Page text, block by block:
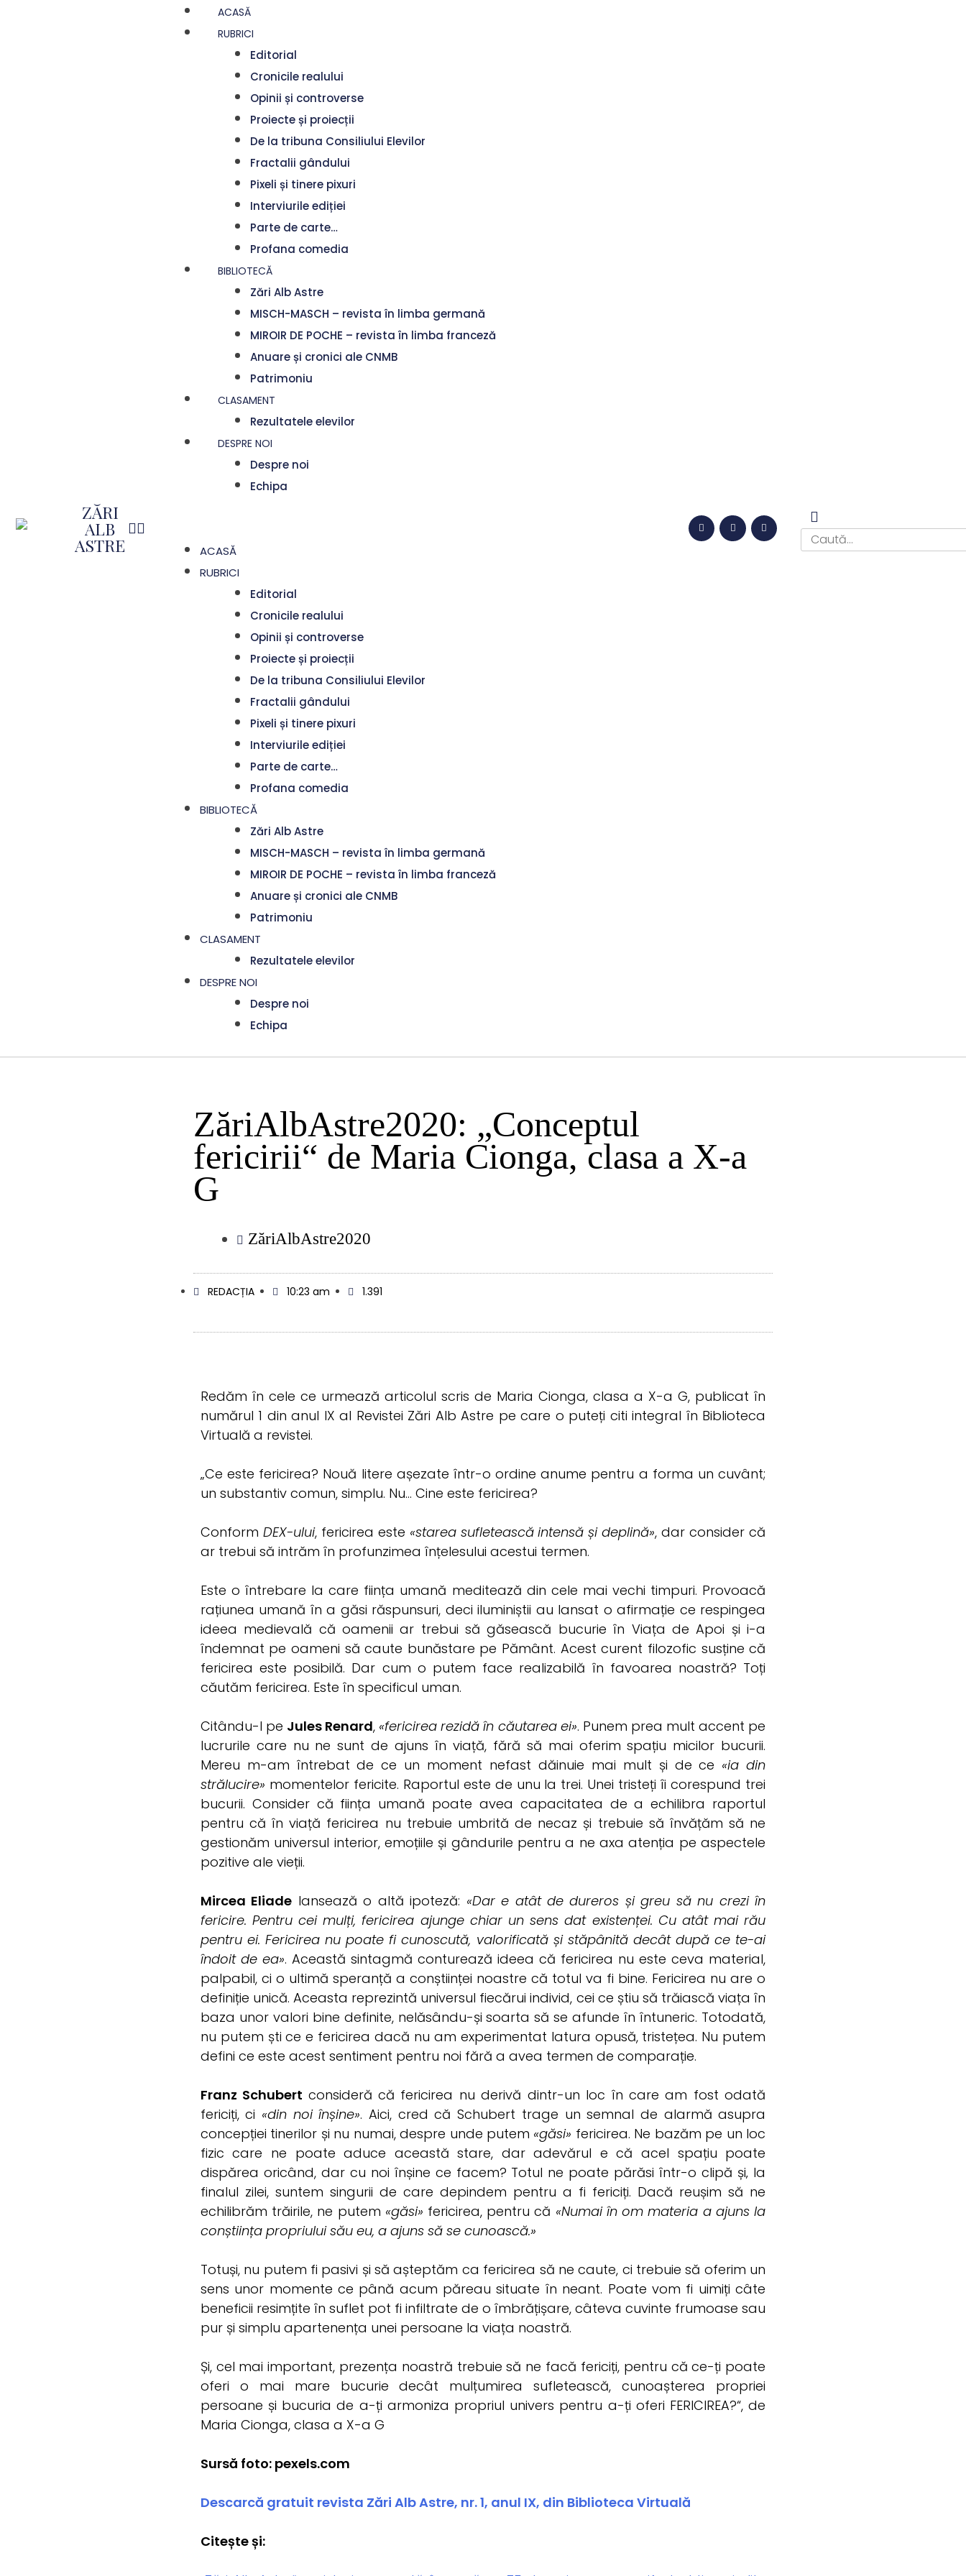
ZĂRI
ALB
ASTRE
ACASĂ
RUBRICI
Editorial
Cronicile realului
Opinii și controverse
Proiecte și proiecții
De la tribuna Consiliului Elevilor
Fractalii gândului
Pixeli și tinere pixuri
Interviurile ediției
Parte de carte…
Profana comedia
BIBLIOTECĂ
Zări Alb Astre
MISCH-MASCH – revista în limba germană
MIROIR DE POCHE – revista în limba franceză
Anuare și cronici ale CNMB
Patrimoniu
CLASAMENT
Rezultatele elevilor
DESPRE NOI
Despre noi
Echipa
ACASĂ
RUBRICI
Editorial
Cronicile realului
Opinii și controverse
Proiecte și proiecții
De la tribuna Consiliului Elevilor
Fractalii gândului
Pixeli și tinere pixuri
Interviurile ediției
Parte de carte…
Profana comedia
BIBLIOTECĂ
Zări Alb Astre
MISCH-MASCH – revista în limba germană
MIROIR DE POCHE – revista în limba franceză
Anuare și cronici ale CNMB
Patrimoniu
CLASAMENT
Rezultatele elevilor
DESPRE NOI
Despre noi
Echipa
ZăriAlbAstre2020: „Conceptul
fericirii“ de Maria Cionga, clasa a X-a
G
ZăriAlbAstre2020
REDACȚIA 10:23 am 1.391
Redăm în cele ce urmează articolul scris de Maria Cionga, clasa a X-a G, publicat în
numărul 1 din anul IX al Revistei Zări Alb Astre pe care o puteți citi integral în Biblioteca
Virtuală a revistei.
„Ce este fericirea? Nouă litere așezate într-o ordine anume pentru a forma un cuvânt;
un substantiv comun, simplu. Nu… Cine este fericirea?
Conform DEX-ului, fericirea este «starea sufletească intensă și deplină», dar consider că
ar trebui să intrăm în profunzimea înțelesului acestui termen.
Este o întrebare la care ființa umană meditează din cele mai vechi timpuri. Provoacă
rațiunea umană în a găsi răspunsuri, deci iluminiștii au lansat o afirmație ce respingea
ideea medievală că oamenii ar trebui să găsească bucurie în Viața de Apoi și i-a
îndemnat pe oameni să caute bunăstare pe Pământ. Acest curent filozofic susține că
fericirea este posibilă. Dar cum o putem face realizabilă în favoarea noastră? Toți
căutăm fericirea. Este în specificul uman.
Citându-l pe Jules Renard, «fericirea rezidă în căutarea ei». Punem prea mult accent pe
lucrurile care nu ne sunt de ajuns în viață, fără să mai oferim spațiu micilor bucurii.
Mereu m-am întrebat de ce un moment nefast dăinuie mai mult și de ce «ia din
strălucire» momentelor fericite. Raportul este de unu la trei. Unei tristeți îi corespund trei
bucurii. Consider că ființa umană poate avea capacitatea de a echilibra raportul
pentru că în viață fericirea nu trebuie umbrită de necaz și trebuie să învățăm să ne
gestionăm universul interior, emoțiile și gândurile pentru a ne axa atenția pe aspectele
pozitive ale vieții.
Mircea Eliade lansează o altă ipoteză: «Dar e atât de dureros și greu să nu crezi în
fericire. Pentru cei mulți, fericirea ajunge chiar un sens dat existenței. Cu atât mai rău
pentru ei. Fericirea nu poate fi cunoscută, valorificată și stăpânită decât după ce te-ai
îndoit de ea». Această sintagmă conturează ideea că fericirea nu este ceva material,
palpabil, ci o ultimă speranță a conștiinței noastre că totul va fi bine. Fericirea nu are o
definiție unică. Aceasta reprezintă universul fiecărui individ, cei ce știu să trăiască viața în
baza unor valori bine definite, nelăsându-și soarta să se afunde în întuneric. Totodată,
nu putem ști ce e fericirea dacă nu am experimentat latura opusă, tristețea. Nu putem
defini ce este acest sentiment pentru noi fără a avea termen de comparație.
Franz Schubert consideră că fericirea nu derivă dintr-un loc în care am fost odată
fericiți, ci «din noi înșine». Aici, cred că Schubert trage un semnal de alarmă asupra
concepției tinerilor și nu numai, despre unde putem «găsi» fericirea. Ne bazăm pe un loc
fizic care ne poate aduce această stare, dar adevărul e că acel spațiu poate
dispărea oricând, dar cu noi înșine ce facem? Totul ne poate părăsi într-o clipă și‚ la
finalul zilei, suntem singurii de care depindem pentru a fi fericiți. Dacă reușim să ne
echilibrăm trăirile, ne putem «găsi» fericirea, pentru că «Numai în om materia a ajuns la
conștiința propriului său eu, a ajuns să se cunoască.»
Totuși, nu putem fi pasivi și să așteptăm ca fericirea să ne caute, ci trebuie să oferim un
sens unor momente ce până acum păreau situate în neant. Poate vom fi uimiți câte
beneficii resimțite în suflet pot fi infiltrate de o îmbrățișare, câteva cuvinte frumoase sau
pur și simplu apartenența unei persoane la viața noastră.
Și, cel mai important, prezența noastră trebuie să ne facă fericiți, pentru că ce-ți poate
oferi o mai mare bucurie decât mulțumirea sufletească, cunoașterea propriei
persoane și bucuria de a-ți armoniza propriul univers pentru a-ți oferi FERICIREA?“, de
Maria Cionga, clasa a X-a G
Sursă foto: pexels.com
Descarcă gratuit revista Zări Alb Astre, nr. 1, anul IX, din Biblioteca Virtuală
Citește și: